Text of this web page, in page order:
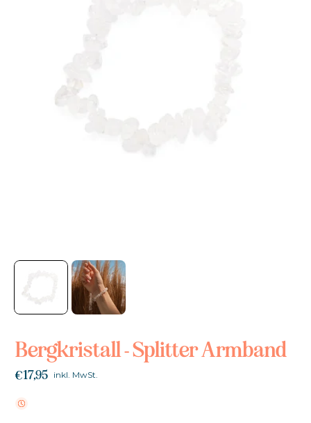
Bergkristall - Splitter Armband
€17,95 inkl. MwSt.